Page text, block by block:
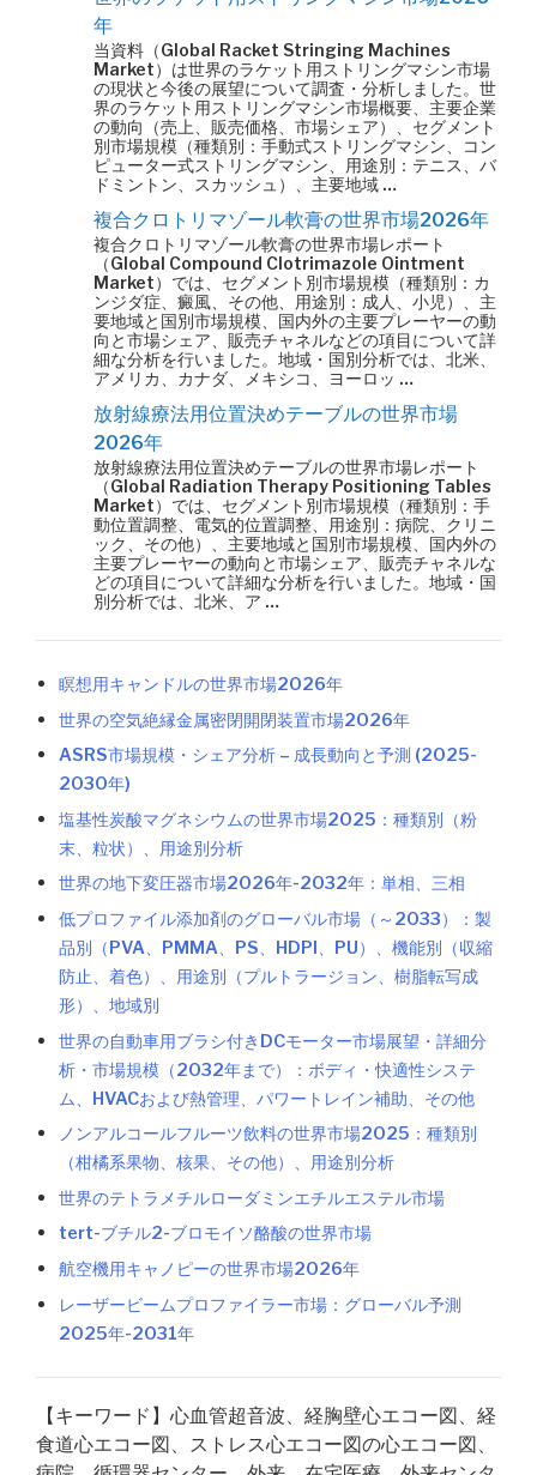
年
当資料（Global Racket Stringing Machines
Market）は世界のラケット用ストリングマシン市場
の現状と今後の展望について調査・分析しました。世
界のラケット用ストリングマシン市場概要、主要企業
の動向（売上、販売価格、市場シェア）、セグメント
別市場規模（種類別：手動式ストリングマシン、コン
ピューター式ストリングマシン、用途別：テニス、バ
ドミントン、スカッシュ）、主要地域 …
複合クロトリマゾール軟膏の世界市場2026年
複合クロトリマゾール軟膏の世界市場レポート
（Global Compound Clotrimazole Ointment
Market）では、セグメント別市場規模（種類別：カ
ンジダ症、癜風、その他、用途別：成人、小児）、主
要地域と国別市場規模、国内外の主要プレーヤーの動
向と市場シェア、販売チャネルなどの項目について詳
細な分析を行いました。地域・国別分析では、北米、
アメリカ、カナダ、メキシコ、ヨーロッ …
放射線療法用位置決めテーブルの世界市場
2026年
放射線療法用位置決めテーブルの世界市場レポート
（Global Radiation Therapy Positioning Tables
Market）では、セグメント別市場規模（種類別：手
動位置調整、電気的位置調整、用途別：病院、クリニ
ック、その他）、主要地域と国別市場規模、国内外の
主要プレーヤーの動向と市場シェア、販売チャネルな
どの項目について詳細な分析を行いました。地域・国
別分析では、北米、ア …
瞑想用キャンドルの世界市場2026年
世界の空気絶縁金属密閉開閉装置市場2026年
ASRS市場規模・シェア分析 – 成長動向と予測 (2025-
2030年)
塩基性炭酸マグネシウムの世界市場2025：種類別（粉
末、粒状）、用途別分析
世界の地下変圧器市場2026年-2032年：単相、三相
低プロファイル添加剤のグローバル市場（～2033）：製
品別（PVA、PMMA、PS、HDPI、PU）、機能別（収縮
防止、着色）、用途別（プルトラージョン、樹脂転写成
形）、地域別
世界の自動車用ブラシ付きDCモーター市場展望・詳細分
析・市場規模（2032年まで）：ボディ・快適性システ
ム、HVACおよび熱管理、パワートレイン補助、その他
ノンアルコールフルーツ飲料の世界市場2025：種類別
（柑橘系果物、核果、その他）、用途別分析
世界のテトラメチルローダミンエチルエステル市場
tert-ブチル2-ブロモイソ酪酸の世界市場
航空機用キャノピーの世界市場2026年
レーザービームプロファイラー市場：グローバル予測
2025年-2031年
【キーワード】心血管超音波、経胸壁心エコー図、経
食道心エコー図、ストレス心エコー図の心エコー図、